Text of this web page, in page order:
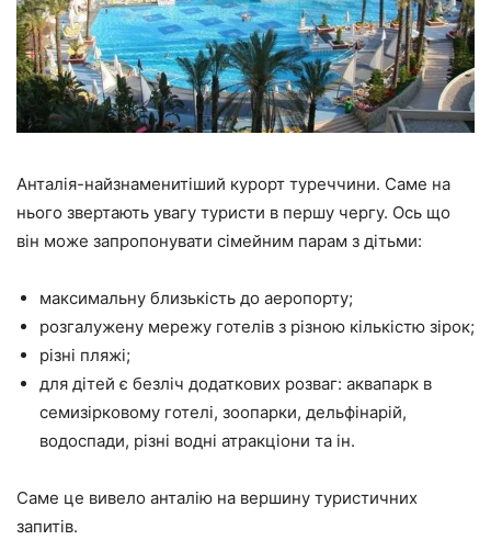
Анталія-найзнаменитіший курорт туреччини. Саме на
нього звертають увагу туристи в першу чергу. Ось що
він може запропонувати сімейним парам з дітьми:
максимальну близькість до аеропорту;
розгалужену мережу готелів з різною кількістю зірок;
різні пляжі;
для дітей є безліч додаткових розваг: аквапарк в
семизірковому готелі, зоопарки, дельфінарій,
водоспади, різні водні атракціони та ін.
Саме це вивело анталію на вершину туристичних
запитів.